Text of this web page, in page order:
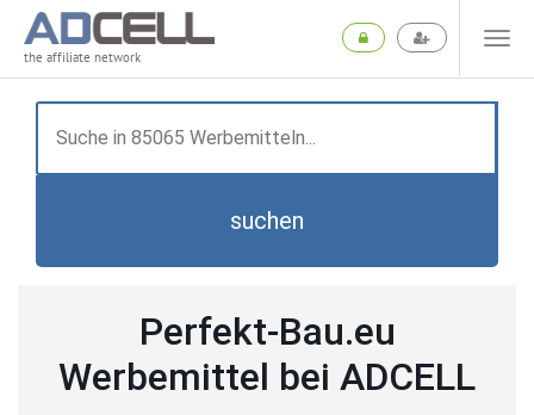
the affiliate network
suchen
Perfekt-Bau.eu
Werbemittel bei ADCELL